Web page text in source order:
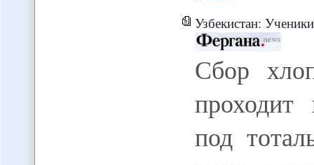
Узбекистан: Ученики колледжей переведены
Сбор
под